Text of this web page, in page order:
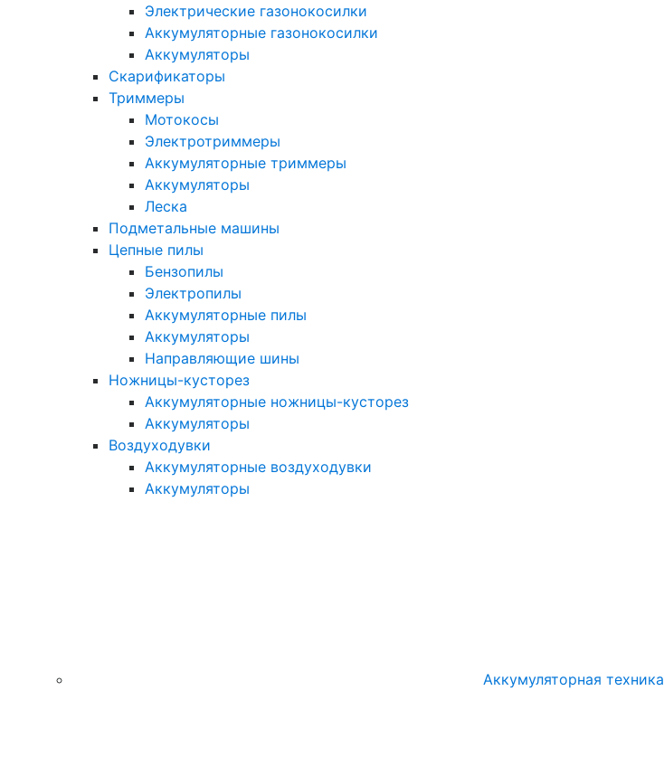
Электрические газонокосилки
Аккумуляторные газонокосилки
Аккумуляторы
Скарификаторы
Триммеры
Мотокосы
Электротриммеры
Аккумуляторные триммеры
Аккумуляторы
Леска
Подметальные машины
Цепные пилы
Бензопилы
Электропилы
Аккумуляторные пилы
Аккумуляторы
Направляющие шины
Ножницы-кусторез
Аккумуляторные ножницы-кусторез
Аккумуляторы
Воздуходувки
Аккумуляторные воздуходувки
Аккумуляторы
Аккумуляторная техника